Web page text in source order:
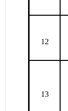
12
13